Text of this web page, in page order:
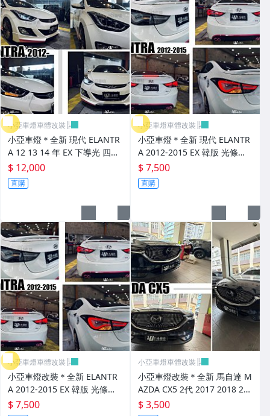
大燈框.後燈框.側燈框.霧燈框
煞車油門踏板.冷光迎賓踏板
排氣管.內龜板.下護板.擋泥板
牌照燈.室內燈.照地燈
原廠改裝水箱罩.通風網
各車系燈眉.空力套件
車用精品百貨類.各車系晴雨窗
CUSCO / HARDRACE 各車系結構桿.拉桿
進氣套件 進氣系統 全系列
其它
小亞車燈車體改裝╠
小亞車燈＊全新 現代 ELANTR
A 12 13 14 年 EX 下導光 四魚
眼LED方向燈 大燈 車燈
$ 12,000
直購
小亞車燈車體改裝╠
小亞車燈＊全新 現代 ELANTR
A 2012-2015 EX 韓版 光條導
光 燻黑 閃爍方向燈 尾燈 後燈
$ 7,500
直購
小亞車燈車體改裝╠
小亞車燈改裝＊全新 ELANTR
A 2012-2015 EX 韓版 光條導
光 燻黑 閃爍方向燈 尾燈 後燈
$ 7,500
小亞車燈車體改裝╠
小亞車燈改裝＊全新 馬自達 M
AZDA CX5 2代 2017 2018 20
19 滿天星樣式 鑽石 水箱罩
$ 3,500